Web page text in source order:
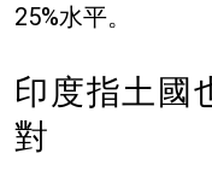
25%水平。
印度指土國
對